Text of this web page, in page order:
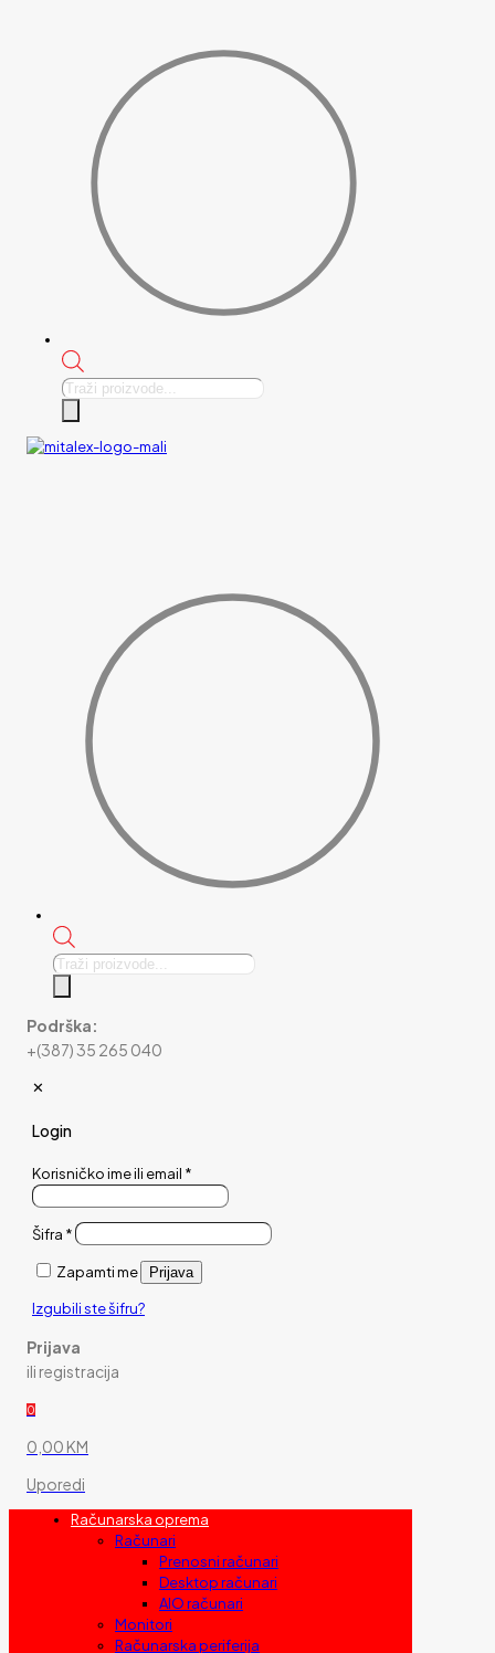
Products
Products
Podrška:
+(387) 35 265 040
✕
Login
Korisničko ime ili email *
Šifra *
Zapamti me Prijava
Izgubili ste šifru?
Prijava
ili registracija
0
0,00 KM
Uporedi
Računarska oprema
Računari
Prenosni računari
Desktop računari
AIO računari
Monitori
Računarska periferija